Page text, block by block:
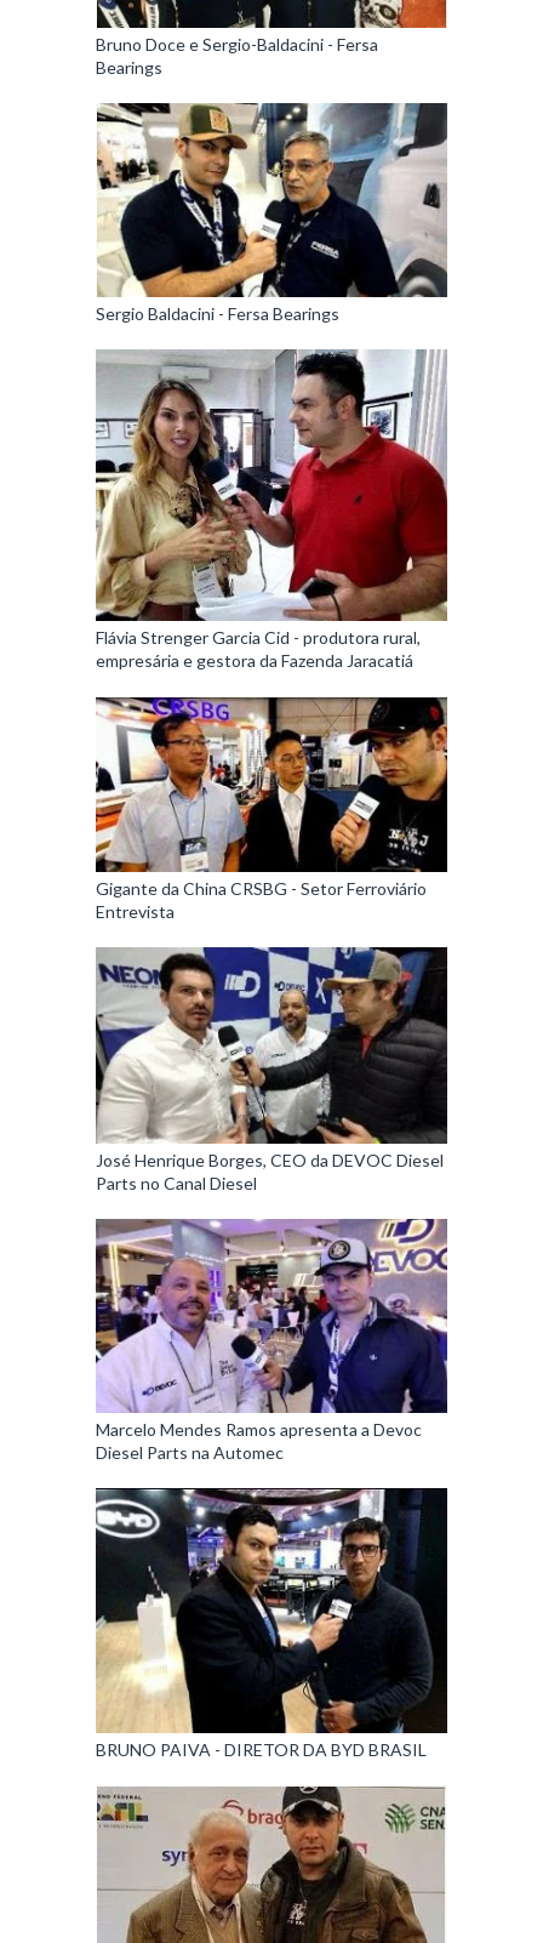
Bruno Doce e Sergio-Baldacini - Fersa
Bearings
Sergio Baldacini - Fersa Bearings
Flávia Strenger Garcia Cid - produtora rural,
empresária e gestora da Fazenda Jaracatiá
Gigante da China CRSBG - Setor Ferroviário
Entrevista
José Henrique Borges, CEO da DEVOC Diesel
Parts no Canal Diesel
Marcelo Mendes Ramos apresenta a Devoc
Diesel Parts na Automec
BRUNO PAIVA - DIRETOR DA BYD BRASIL